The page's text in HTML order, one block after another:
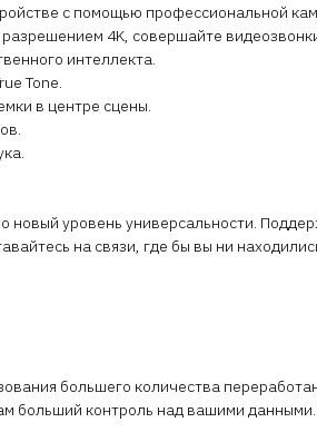
с помощью профессиональной
4K, совершайте
интеллекта.
Tone.
в центре сцены.
новый уровень универсальности.
на связи, где бы вы ни
большего количества
больший контроль над вашими